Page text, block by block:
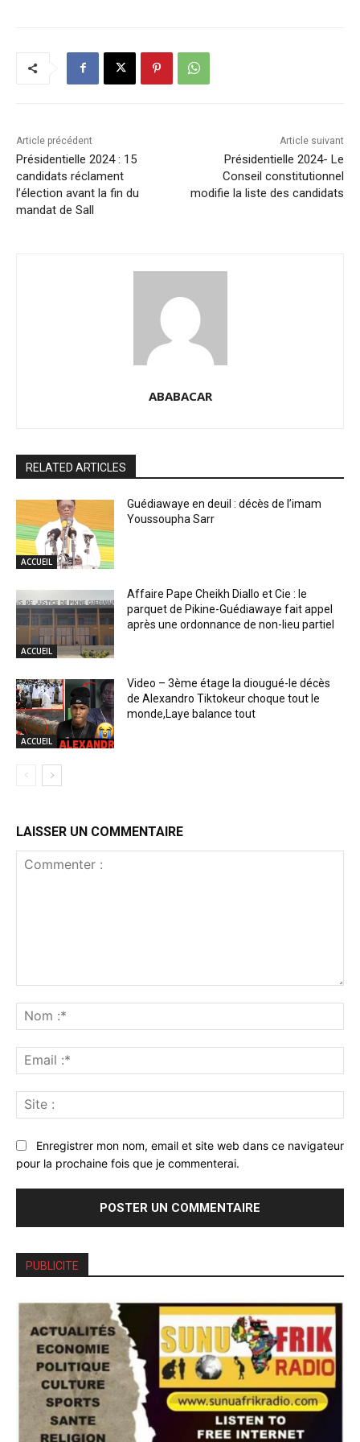
Article précédent
Présidentielle 2024 : 15
candidats réclament
l’élection avant la fin du
mandat de Sall
Article suivant
Présidentielle 2024- Le
Conseil constitutionnel
modifie la liste des candidats
ABABACAR
RELATED ARTICLES
ACCUEIL
Guédiawaye en deuil : décès de l’imam
Youssoupha Sarr
ACCUEIL
Affaire Pape Cheikh Diallo et Cie : le
parquet de Pikine-Guédiawaye fait appel
après une ordonnance de non-lieu partiel
ACCUEIL
Video – 3ème étage la diougué-le décès
de Alexandro Tiktokeur choque tout le
monde,Laye balance tout
LAISSER UN COMMENTAIRE
:*
:*
:
Enregistrer mon nom, email et site web dans ce navigateur
pour la prochaine fois que je commenterai.
PUBLICITE